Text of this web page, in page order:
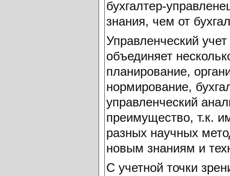
бухгалтер-
знания, чем от
Управленческий
объединяет
планирование,
нормирование,
управленческий
преимущество, т.к.
разных научных
новым знаниям и
С учетной точки